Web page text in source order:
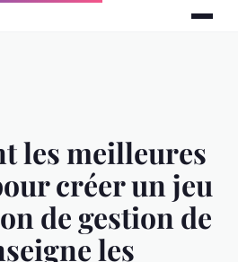
les meilleures
créer un jeu
de gestion de
les